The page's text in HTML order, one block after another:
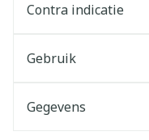
Contra indicatie
Gebruik
Gegevens